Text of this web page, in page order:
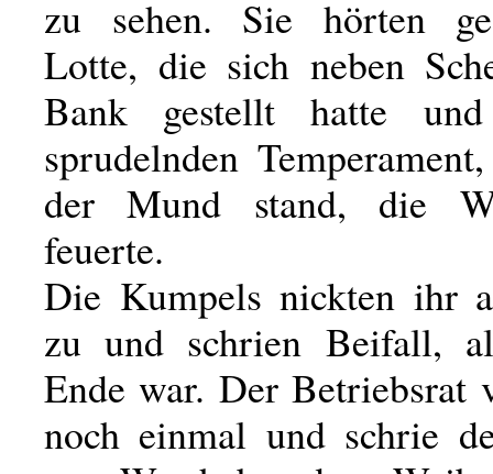
zu sehen. Sie hörten
Lotte, die sich neben
Bank gestellt hatte
sprudelnden
der Mund stand, die
feuerte.
Die Kumpels nickten ihr
zu und schrien Beifall,
Ende war. Der Betriebsrat
noch einmal und schrie